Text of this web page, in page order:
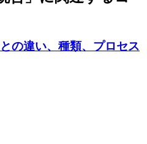
の違い、種類、プロセス